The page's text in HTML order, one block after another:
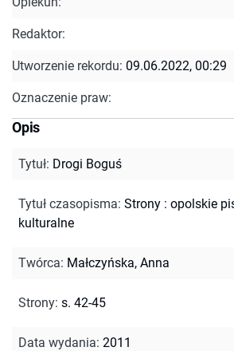
Redaktor:
Utworzenie rekordu: 09.06.2022, 00:29
Oznaczenie praw:
Opis
Tytuł: Drogi Boguś
Tytuł czasopisma: Strony : opolskie
kulturalne
Twórca: Małczyńska, Anna
Strony: s. 42-45
Data wydania: 2011